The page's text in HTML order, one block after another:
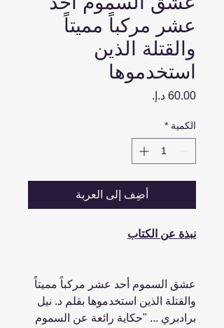
عشر مركباً مميتاً
والقتلة الذين
استخدموها
الكمية *
أضِف إلى العربة
نبذة عن الكتاب
عشق السموم أحد عشر مركباً مميتاً
والقتلة الذين استخدموها بقلم د. نيل
برادبري ... "حكاية رائعة عن السموم